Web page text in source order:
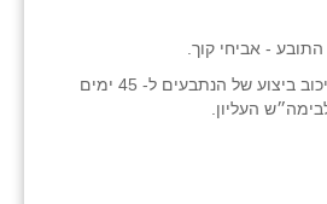
- אביחי קוך.
ביהמ״ש קיבל בקשת עיכוב ביצוע של הנתבעים ל- 45 ימים
העליון.